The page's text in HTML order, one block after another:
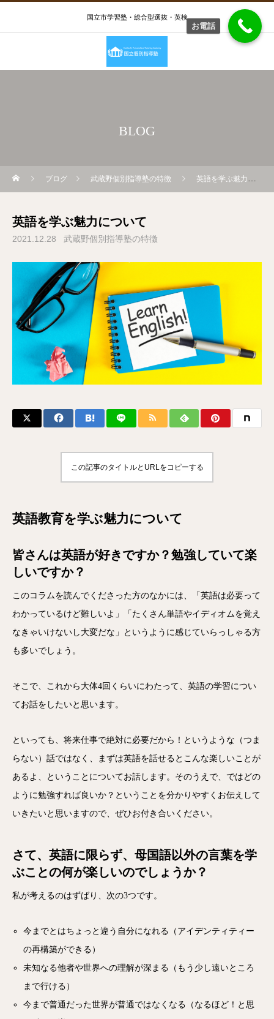
国立市学習塾・総合型選抜・英検
BLOG
ブログ 武蔵野個別指導塾の特徴 英語を学ぶ魅力について
英語を学ぶ魅力について
2021.12.28 武蔵野個別指導塾の特徴
この記事のタイトルとURLをコピーする
英語教育を学ぶ魅力について
皆さんは英語が好きですか？勉強していて楽
しいですか？
このコラムを読んでくださった方のなかには、「英語は必要って
わかっているけど難しいよ」「たくさん単語やイディオムを覚え
なきゃいけないし大変だな」というように感じていらっしゃる方
も多いでしょう。
そこで、これから大体4回くらいにわたって、英語の学習につい
てお話をしたいと思います。
といっても、将来仕事で絶対に必要だから！というような（つま
らない）話ではなく、まずは英語を話せるとこんな楽しいことが
あるよ、ということについてお話します。そのうえで、ではどの
ように勉強すれば良いか？ということを分かりやすくお伝えして
いきたいと思いますので、ぜひお付き合いください。
さて、英語に限らず、母国語以外の言葉を学
ぶことの何が楽しいのでしょうか？
私が考えるのはずばり、次の3つです。
今までとはちょっと違う自分になれる（アイデンティティー
の再構築ができる）
未知なる他者や世界への理解が深まる（もう少し遠いところ
まで行ける）
今まで普通だった世界が普通ではなくなる（なるほど！と思
お電話